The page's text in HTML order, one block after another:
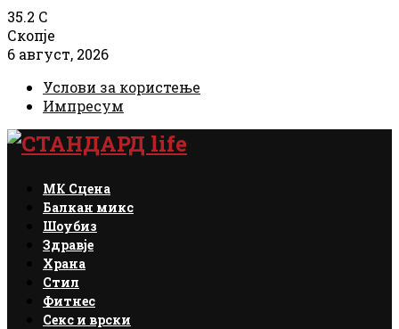
35.2 C
Скопје
6 август, 2026
Услови за користење
Импресум
Facebook
Instagram
Email
Rss
МК Сцена
Балкан микс
Шоубиз
Здравје
Храна
Стил
Фитнес
Секс и врски